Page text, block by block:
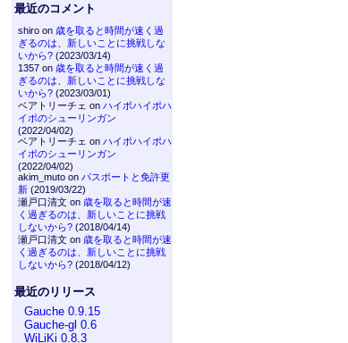
最近のコメント
shiro on 歳を取ると時間が速く過
ぎるのは、新しいことに挑戦しな
いから?(2023/03/14)
1357 on 歳を取ると時間が速く過
ぎるのは、新しいことに挑戦しな
いから?(2023/03/01)
ベアトリーチェ on ハイポハイポハ
イポのシューリンガン
(2022/04/02)
ベアトリーチェ on ハイポハイポハ
イポのシューリンガン
(2022/04/02)
akim_muto on パスポートと免許更
新(2019/03/22)
瀬戸口清文 on 歳を取ると時間が速
く過ぎるのは、新しいことに挑戦
しないから?(2018/04/14)
瀬戸口清文 on 歳を取ると時間が速
く過ぎるのは、新しいことに挑戦
しないから?(2018/04/12)
最近のリリース
Gauche 0.9.15
Gauche-gl 0.6
WiLiKi 0.8.3